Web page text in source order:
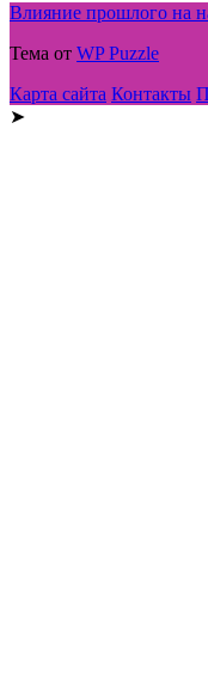
Влияние прошлого на
Тема от WP Puzzle
Карта сайта Контакты
➤